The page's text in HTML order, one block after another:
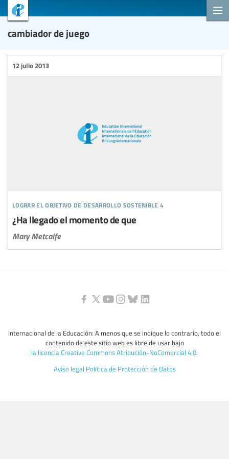
cambiador de juego
lograr el objetivo de desarrollo sostenible 4
12 julio 2013
¿Ha llegado el momento de que
Mary Metcalfe
Internacional de la Educación: A menos que se indique lo contrario, todo el
contenido de este sitio web es libre de usar bajo
la licencia Creative Commons Atribución-NoComercial 4.0.
Aviso legal Política de Protección de Datos